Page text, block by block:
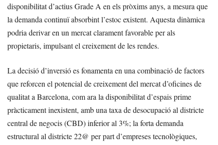
disponibilitat d’actius Grade A en els pròxims anys, a mesura que
la demanda continuï absorbint l’estoc existent. Aquesta dinàmica
podria derivar en un mercat clarament favorable per als
propietaris, impulsant el creixement de les rendes.
La decisió d’inversió es fonamenta en una combinació de factors
que reforcen el potencial de creixement del mercat d’oficines de
qualitat a Barcelona, com ara la disponibilitat d’espais prime
pràcticament inexistent, amb una taxa de desocupació al districte
central de negocis (CBD) inferior al 3%; la forta demanda
estructural al districte 22@ per part d’empreses tecnològiques,